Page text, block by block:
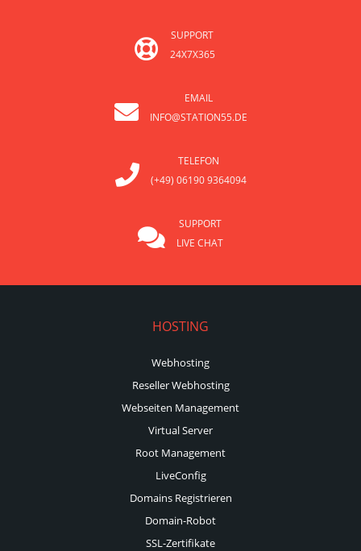
SUPPORT
24X7X365
EMAIL
INFO@STATION55.DE
TELEFON
(+49) 06190 9364094
SUPPORT
LIVE CHAT
HOSTING
Webhosting
Reseller Webhosting
Webseiten Management
Virtual Server
Root Management
LiveConfig
Domains Registrieren
Domain-Robot
SSL-Zertifikate